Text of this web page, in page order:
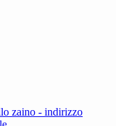
zaino - indirizzo